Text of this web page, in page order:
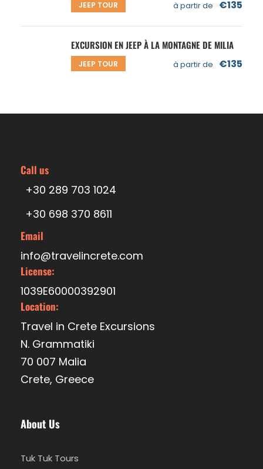
JEEP TOUR à partir de €135
EXCURSION EN JEEP À LA MONTAGNE DE MILIA
JEEP TOUR à partir de €135
Call us
+30 289 703 1024
+30 698 370 8611
Email
info@travelincrete.com
License:
1039E60000392901
Location:
Travel in Crete Excursions
N. Grammatiki
70 007 Malia
Crete, Greece
About Us
Tuk Tuk Tours